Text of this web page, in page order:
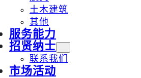
土木建筑
其他
服务能力
招贤纳士
联系我们
市场活动